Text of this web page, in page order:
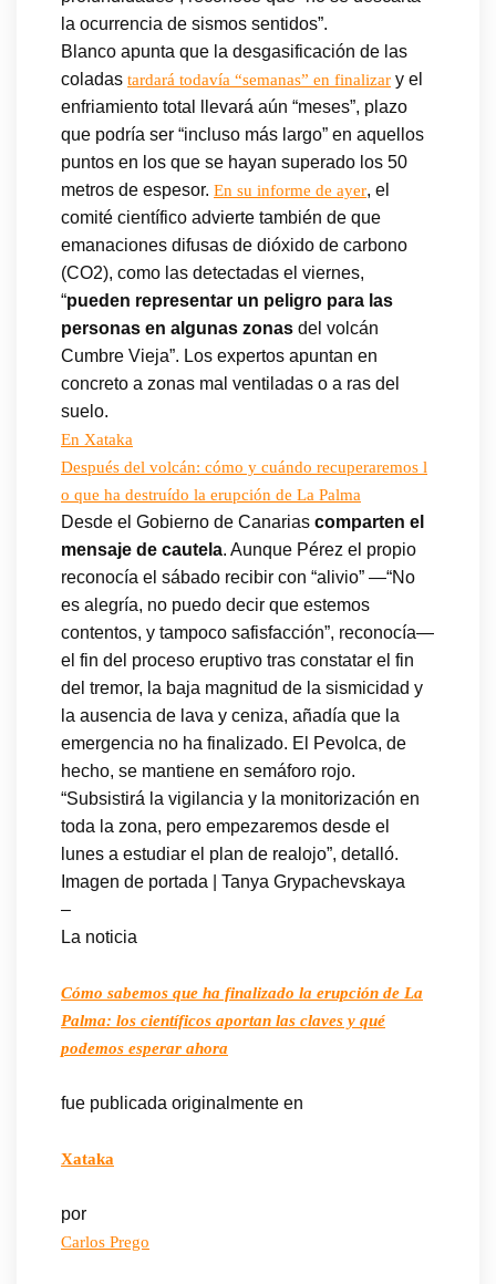
la ocurrencia de sismos sentidos”.
Blanco apunta que la desgasificación de las
coladas tardará todavía “semanas” en finalizar y el
enfriamiento total llevará aún “meses”, plazo
que podría ser “incluso más largo” en aquellos
puntos en los que se hayan superado los 50
metros de espesor. En su informe de ayer, el
comité científico advierte también de que
emanaciones difusas de dióxido de carbono
(CO2), como las detectadas el viernes,
“pueden representar un peligro para las
personas en algunas zonas del volcán
Cumbre Vieja”. Los expertos apuntan en
concreto a zonas mal ventiladas o a ras del
suelo.
En Xataka
Después del volcán: cómo y cuándo recuperaremos l
o que ha destruído la erupción de La Palma
Desde el Gobierno de Canarias comparten el
mensaje de cautela. Aunque Pérez el propio
reconocía el sábado recibir con “alivio” —“No
es alegría, no puedo decir que estemos
contentos, y tampoco safisfacción”, reconocía—
el fin del proceso eruptivo tras constatar el fin
del tremor, la baja magnitud de la sismicidad y
la ausencia de lava y ceniza, añadía que la
emergencia no ha finalizado. El Pevolca, de
hecho, se mantiene en semáforo rojo.
“Subsistirá la vigilancia y la monitorización en
toda la zona, pero empezaremos desde el
lunes a estudiar el plan de realojo”, detalló.
Imagen de portada | Tanya Grypachevskaya
–
La noticia
Cómo sabemos que ha finalizado la erupción de La
Palma: los científicos aportan las claves y qué
podemos esperar ahora
fue publicada originalmente en
Xataka
por
Carlos Prego